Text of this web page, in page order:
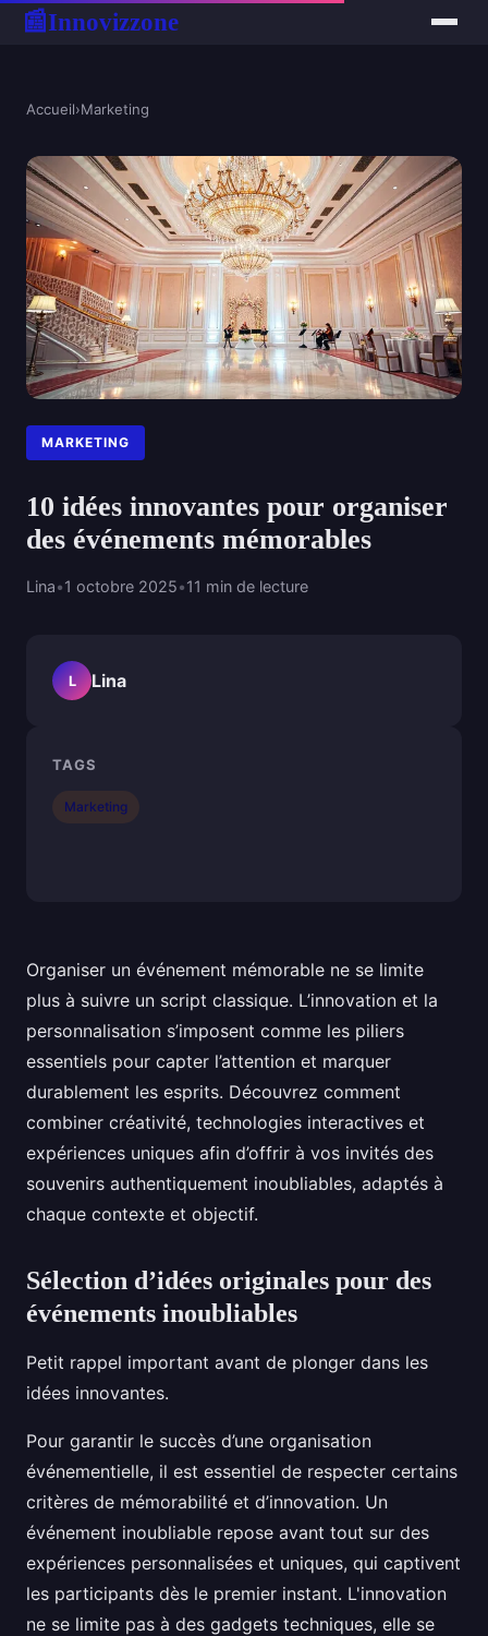
📰Innovizzone
Accueil›Marketing
MARKETING
10 idées innovantes pour organiser
des événements mémorables
Lina•1 octobre 2025•11 min de lecture
Organiser un événement mémorable ne se limite
plus à suivre un script classique. L’innovation et la
personnalisation s’imposent comme les piliers
essentiels pour capter l’attention et marquer
durablement les esprits. Découvrez comment
combiner créativité, technologies interactives et
expériences uniques afin d’offrir à vos invités des
souvenirs authentiquement inoubliables, adaptés à
chaque contexte et objectif.
Sélection d’idées originales pour des
événements inoubliables
Petit rappel important avant de plonger dans les
idées innovantes.
Pour garantir le succès d’une organisation
événementielle, il est essentiel de respecter certains
critères de mémorabilité et d’innovation. Un
événement inoubliable repose avant tout sur des
expériences personnalisées et uniques, qui captivent
les participants dès le premier instant. L'innovation
ne se limite pas à des gadgets techniques, elle se
L Lina
TAGS
Marketing